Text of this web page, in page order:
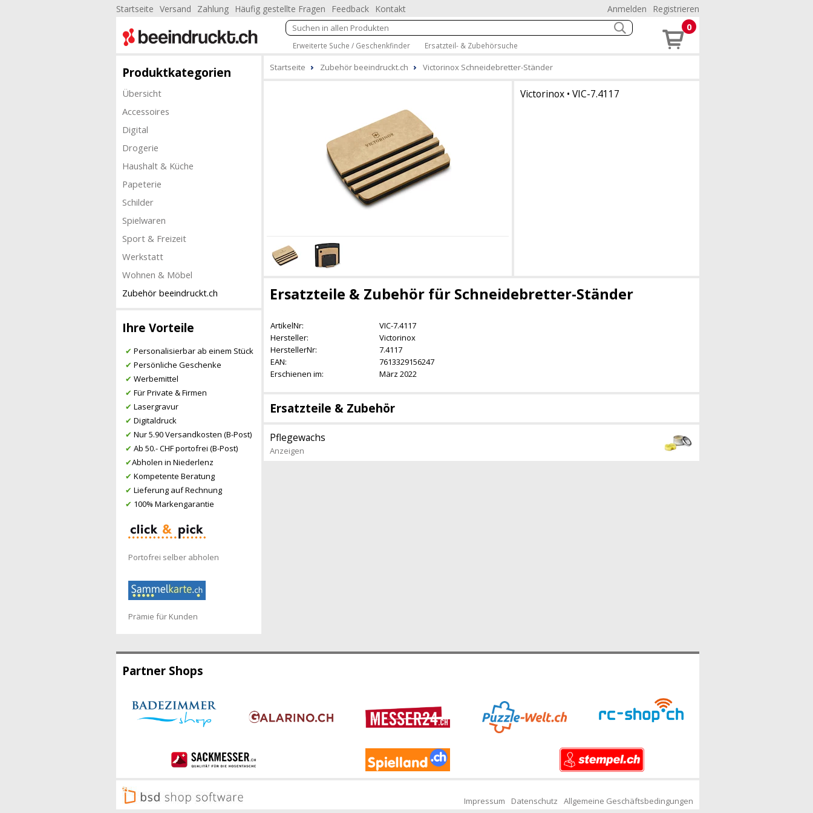
Startseite Versand Zahlung Häufig gestellte Fragen Feedback Kontakt Anmelden Registrieren
Erweiterte Suche / Geschenkfinder Ersatzteil- & Zubehörsuche
0
Produktkategorien
Übersicht
Accessoires
Digital
Drogerie
Haushalt & Küche
Papeterie
Schilder
Spielwaren
Sport & Freizeit
Werkstatt
Wohnen & Möbel
Zubehör beeindruckt.ch
Ihre Vorteile
✔ Personalisierbar ab einem Stück
✔ Persönliche Geschenke
✔ Werbemittel
✔ Für Private & Firmen
✔ Lasergravur
✔ Digitaldruck
✔ Nur 5.90 Versandkosten (B-Post)
✔ Ab 50.- CHF portofrei (B-Post)
✔Abholen in Niederlenz
✔ Kompetente Beratung
✔ Lieferung auf Rechnung
✔ 100% Markengarantie
Portofrei selber abholen
Prämie für Kunden
Startseite Zubehör beeindruckt.ch Victorinox Schneidebretter-Ständer
Victorinox • VIC-7.4117
Ersatzteile & Zubehör für Schneidebretter-Ständer
ArtikelNr:
VIC-7.4117
Hersteller:
Victorinox
HerstellerNr:
7.4117
EAN:
7613329156247
Erschienen im:
März 2022
Ersatzteile & Zubehör
Pflegewachs
Anzeigen
Partner Shops
Impressum Datenschutz Allgemeine Geschäftsbedingungen